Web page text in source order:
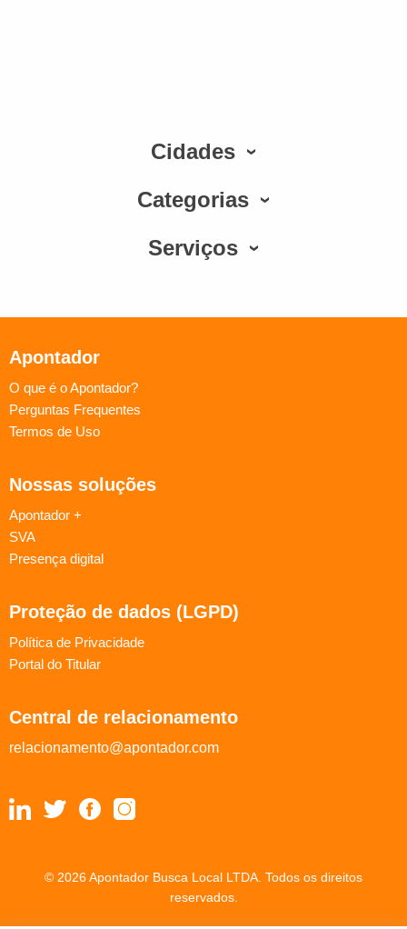
Cidades
Categorias
Serviços
Apontador
O que é o Apontador?
Perguntas Frequentes
Termos de Uso
Nossas soluções
Apontador +
SVA
Presença digital
Proteção de dados (LGPD)
Política de Privacidade
Portal do Titular
Central de relacionamento
relacionamento@apontador.com
© 2026 Apontador Busca Local LTDA. Todos os direitos
reservados.